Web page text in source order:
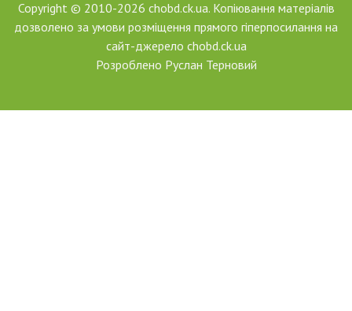
Copyright © 2010-2026 chobd.ck.ua. Копіювання матеріалів
дозволено за умови розміщення прямого гіперпосилання на
сайт-джерело chobd.ck.ua
Розроблено Руслан Терновий